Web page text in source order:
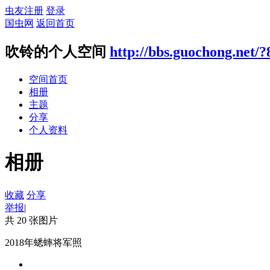
虫友注册 登录
国虫网 返回首页
吹铃的个人空间 http://bbs.guochong.net/
空间首页
相册
主题
分享
个人资料
相册
收藏 分享
举报|
共 20 张图片
2018年蟋蟀将军照